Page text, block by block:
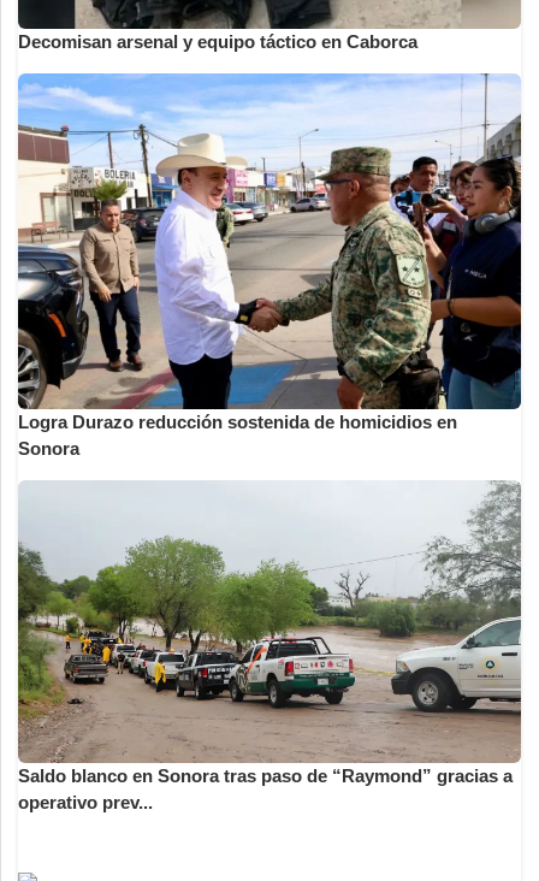
Decomisan arsenal y equipo táctico en Caborca
Logra Durazo reducción sostenida de homicidios en
Sonora
Saldo blanco en Sonora tras paso de “Raymond” gracias a
operativo prev...